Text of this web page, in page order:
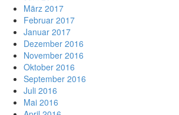
März 2017
Februar 2017
Januar 2017
Dezember 2016
November 2016
Oktober 2016
September 2016
Juli 2016
Mai 2016